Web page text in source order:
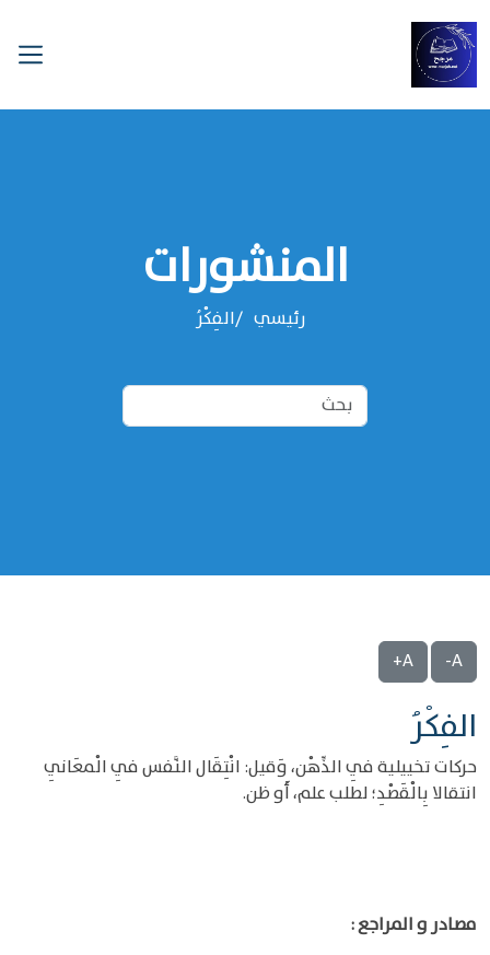
المنشورات
رئيسي الفِكْرُ
A-
A+
الفِكْرُ
حركات تخييلية فِي الذِّهْن، وَقيل: انْتِقَال النَّفس فِي الْمعَانِي
انتقالا بِالْقَصْدِ؛ لطلب علم، أَو ظن.
مصادر و المراجع :